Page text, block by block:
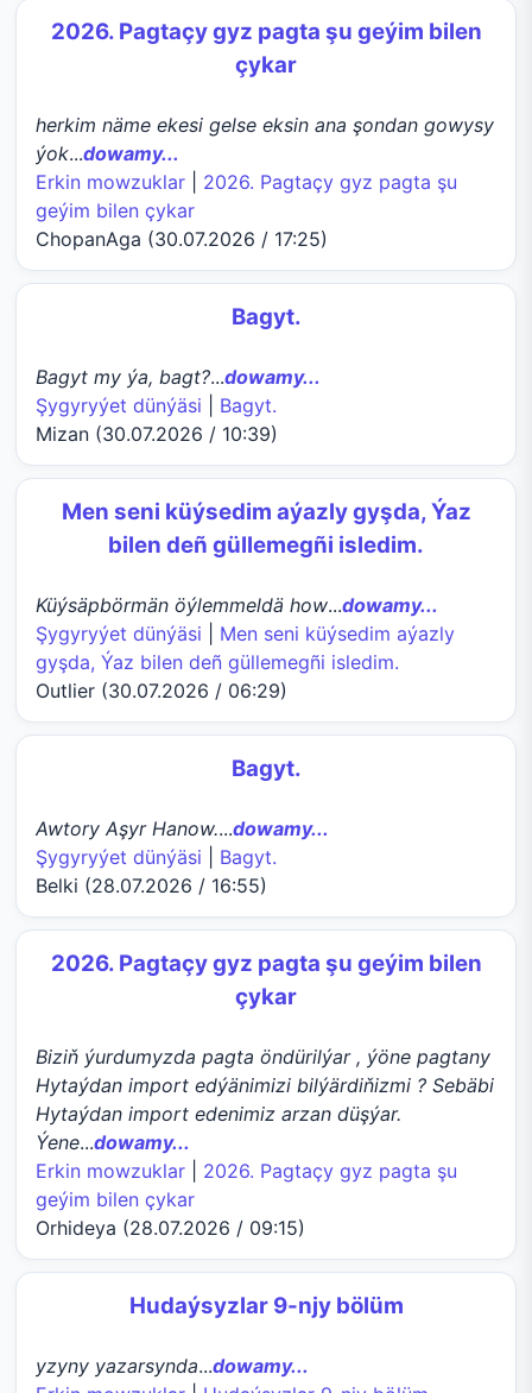
2026. Pagtaçy gyz pagta şu geýim bilen
çykar
herkim näme ekesi gelse eksin ana şondan gowysy
ýok...dowamy...
Erkin mowzuklar
2026. Pagtaçy gyz pagta şu
geýim bilen çykar
ChopanAga (30.07.2026 / 17:25)
Bagyt.
Bagyt my ýa, bagt?...dowamy...
Şygyryýet dünýäsi
Bagyt.
Mizan (30.07.2026 / 10:39)
Men seni küýsedim aýazly gyşda, Ýaz
bilen deñ güllemegñi isledim.
Küýsäpbörmän öýlemmeldä how...dowamy...
Şygyryýet dünýäsi
Men seni küýsedim aýazly
gyşda, Ýaz bilen deñ güllemegñi isledim.
Outlier (30.07.2026 / 06:29)
Bagyt.
Awtory Aşyr Hanow....dowamy...
Şygyryýet dünýäsi
Bagyt.
Belki (28.07.2026 / 16:55)
2026. Pagtaçy gyz pagta şu geýim bilen
çykar
Biziň ýurdumyzda pagta öndürilýar , ýöne pagtany
Hytaýdan import edýänimizi bilýärdiňizmi ? Sebäbi
Hytaýdan import edenimiz arzan düşýar.
Ýene...dowamy...
Erkin mowzuklar
2026. Pagtaçy gyz pagta şu
geýim bilen çykar
Orhideya (28.07.2026 / 09:15)
Hudaýsyzlar 9-njy bölüm
yzyny yazarsynda...dowamy...